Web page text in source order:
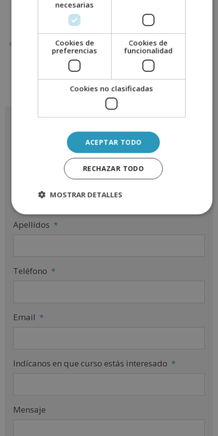
ANTERIOR SIGUIENTE
Solicita más información
Apellidos *
Teléfono *
Email *
Indícanos en que curso estás interesado *
Mensaje
necesarias
Cookies de
preferencias
Cookies de
funcionalidad
Cookies no clasificadas
ACEPTAR TODO
RECHAZAR TODO
MOSTRAR DETALLES